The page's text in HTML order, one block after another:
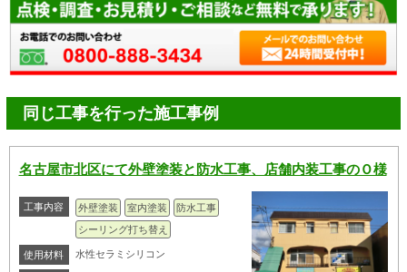
同じ工事を行った施工事例
名古屋市北区にて外壁塗装と防水工事、店舗内装工事のＯ様
工事内容 外壁塗装 室内塗装
防水工事
シーリング打ち替え
使用材料 水性セラミシリコン